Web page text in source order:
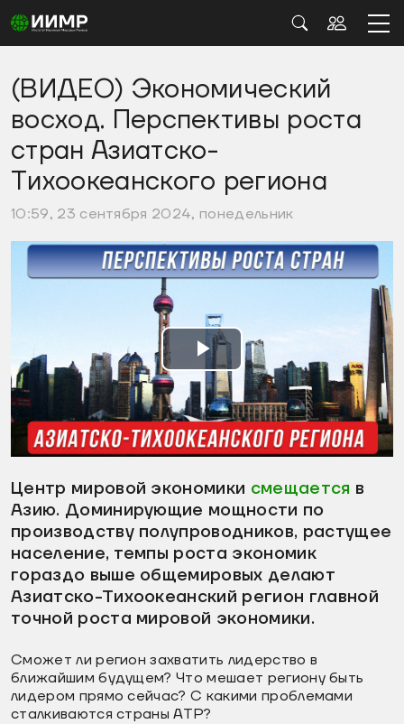
(ВИДЕО) Экономический
восход. Перспективы роста
стран Азиатско-
Тихоокеанского региона
10:59, 23 сентября 2024, понедельник
Воспроизвести
видео
Центр мировой экономики смещается в
Азию. Доминирующие мощности по
производству полупроводников, растущее
население, темпы роста экономик
гораздо выше общемировых делают
Азиатско-Тихоокеанский регион главной
точной роста мировой экономики.
Сможет ли регион захватить лидерство в
ближайшим будущем? Что мешает региону быть
лидером прямо сейчас? С какими проблемами
сталкиваются страны АТР?